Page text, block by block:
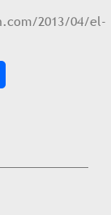
2013/04/el-